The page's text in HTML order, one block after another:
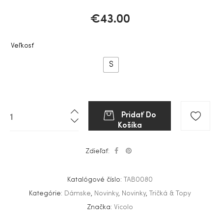
€43.00
Veľkosť
S
Pridať Do
Košíka
Zdieľať:
Katalógové číslo:
TAB0080
Kategórie: Dámske, Novinky, Novinky,
Tričká & Topy
Značka: Vicolo